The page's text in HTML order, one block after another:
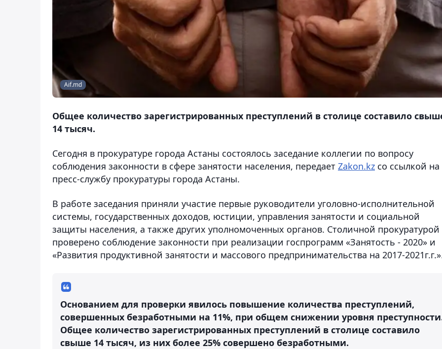
Aif.md
Общее количество зарегистрированных преступлений в столице составило
14 тысяч.
Сегодня в прокуратуре города Астаны состоялось заседание коллегии по вопросу
соблюдения законности в сфере занятости населения, передает Zakon.kz со ссылкой на
пресс-службу прокуратуры города Астаны.
В работе заседания приняли участие первые руководители уголовно-исполнительной
системы, государственных доходов, юстиции, управления занятости и социальной
защиты населения, а также других уполномоченных органов. Столичной прокуратурой
проверено соблюдение законности при реализации госпрограмм «Занятость - 2020» и
«Развития продуктивной занятости и массового предпринимательства на 2017-
Основанием для проверки явилось повышение количества преступлений,
совершенных безработными на 11%, при общем снижении уровня
Общее количество зарегистрированных преступлений в столице составило
свыше 14 тысяч, из них более 25% совершено безработными.